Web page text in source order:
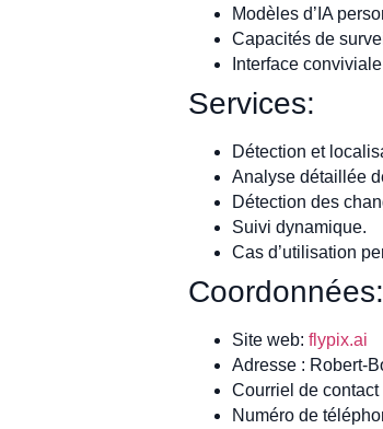
Modèles d’IA
Capacités de
Interface
Services:
Détection et
Analyse détaillée
Détection des
Suivi dynamique.
Cas d’utilisation
Coordonnées:
Site web: flypix.ai
Adresse : Robert-
Courriel de contact
Numéro de